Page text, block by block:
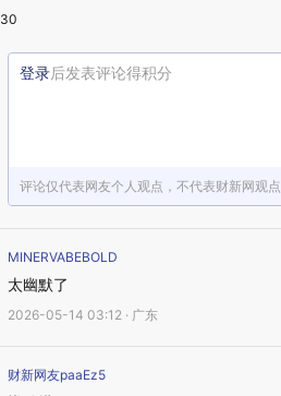
30
登录后发表评论得积分
评论仅代表网友个人观点，不代表财新网观点
MINERVABEBOLD
太幽默了
2026-05-14 03:12 · 广东
财新网友paaEz5